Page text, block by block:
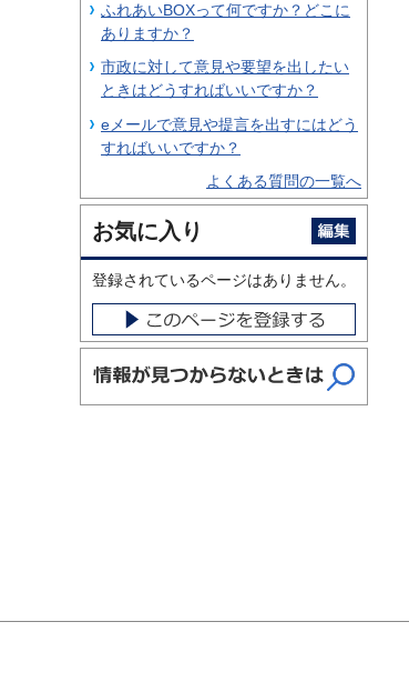
ふれあいBOXって何ですか？どこに
ありますか？
市政に対して意見や要望を出したい
ときはどうすればいいですか？
eメールで意見や提言を出すにはどう
すればいいですか？
よくある質問の一覧へ
お気に入り
登録されているページはありません。